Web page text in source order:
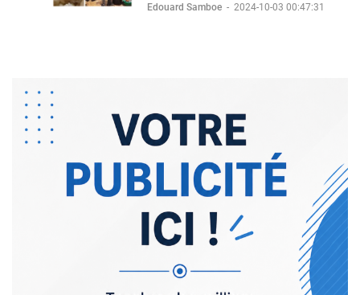
Edouard Samboe - 2024-10-03 00:47:31